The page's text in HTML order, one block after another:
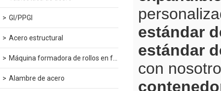
GI/PPGI
Acero estructural
Máquina formadora de rollos en frío
Alambre de acero
estándar
estándar
con